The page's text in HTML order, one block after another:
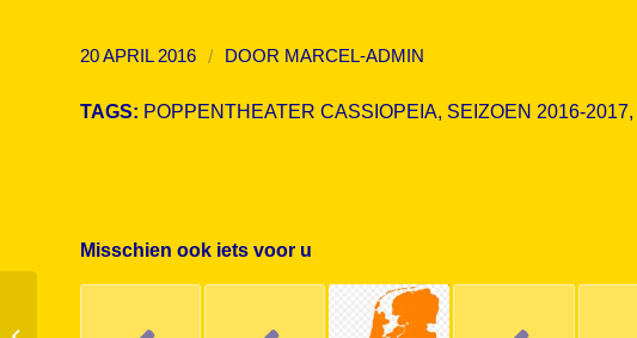
20 APRIL 2016 / DOOR MARCEL-ADMIN
TAGS: POPPENTHEATER CASSIOPEIA SEIZOEN 2016-2017
Misschien ook iets voor u